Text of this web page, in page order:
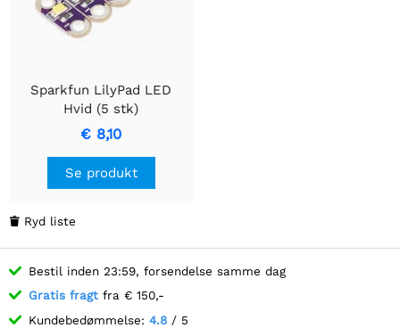
Sparkfun LilyPad LED
Hvid (5 stk)
€ 8,10
Se produkt
 Ryd liste
Bestil inden 23:59, forsendelse samme dag
Gratis fragt fra € 150,-
Kundebedømmelse: 4.8 / 5